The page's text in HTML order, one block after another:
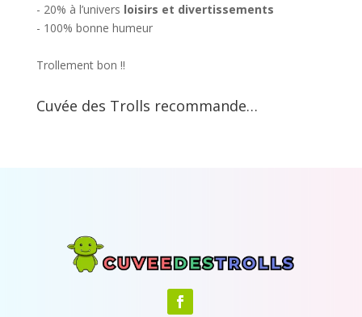
- 20% à l’univers loisirs et divertissements
- 100% bonne humeur
Trollement bon !!
Cuvée des Trolls recommande…